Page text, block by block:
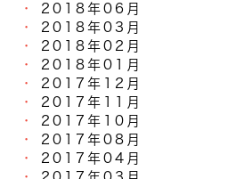
2018年06月
2018年03月
2018年02月
2018年01月
2017年12月
2017年11月
2017年10月
2017年08月
2017年04月